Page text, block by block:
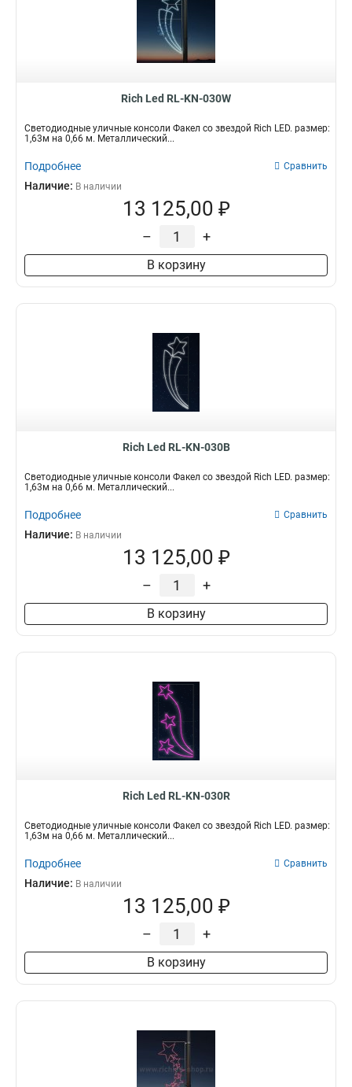
Rich Led RL-KN-030W
Светодиодные уличные консоли Факел со звездой Rich LED. размер:
1,63м на 0,66 м. Металлический...
Подробнее Сравнить
Наличие: В наличии
13 125,00 ₽
– +
В корзину
Rich Led RL-KN-030B
Светодиодные уличные консоли Факел со звездой Rich LED. размер:
1,63м на 0,66 м. Металлический...
Подробнее Сравнить
Наличие: В наличии
13 125,00 ₽
– +
В корзину
Rich Led RL-KN-030R
Светодиодные уличные консоли Факел со звездой Rich LED. размер:
1,63м на 0,66 м. Металлический...
Подробнее Сравнить
Наличие: В наличии
13 125,00 ₽
– +
В корзину